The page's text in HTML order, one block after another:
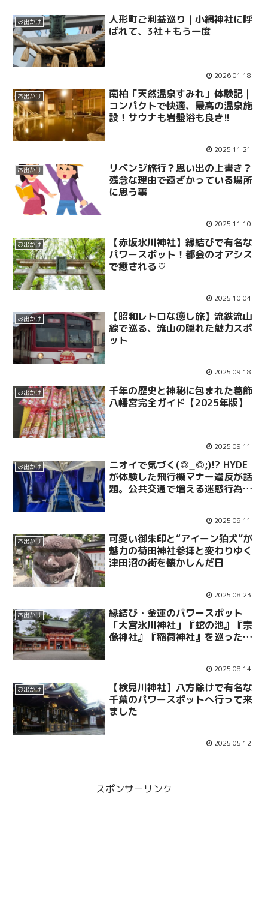
お出かけ
人形町ご利益巡り｜小網神社に呼
ばれて、3社＋もう一度
2026.01.18
お出かけ
南柏「天然温泉すみれ」体験記｜
コンパクトで快適、最高の温泉施
設！サウナも岩盤浴も良き!!
2025.11.21
お出かけ
リベンジ旅行？思い出の上書き？
残念な理由で遠ざかっている場所
に思う事
2025.11.10
お出かけ
【赤坂氷川神社】縁結びで有名な
パワースポット！都会のオアシス
で癒される♡
2025.10.04
お出かけ
【昭和レトロな癒し旅】流鉄流山
線で巡る、流山の隠れた魅力スポ
ット
2025.09.18
お出かけ
千年の歴史と神秘に包まれた葛飾
八幡宮完全ガイド【2025年版】
2025.09.11
お出かけ
ニオイで気づく(◎_◎;)!? HYDE
が体験した飛行機マナー違反が話
題。公共交通で増える迷惑行為を
2025.09.11
お出かけ
可愛い御朱印と“アイーン狛犬”が
魅力の菊田神社参拝と変わりゆく
津田沼の街を懐かしんだ日
2025.08.23
お出かけ
縁結び・金運のパワースポット
「大宮氷川神社」『蛇の池』『宗
像神社』『稲荷神社』を巡った感
2025.08.14
お出かけ
【検見川神社】八方除けで有名な
千葉のパワースポットへ行って来
ました
2025.05.12
スポンサーリンク